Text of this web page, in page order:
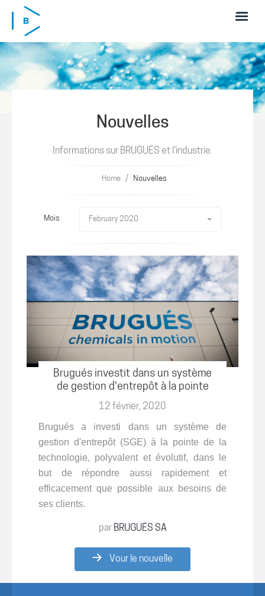
Skip to main content
Nouvelles
Informations sur BRUGUÉS et l'industrie.
Home / Nouvelles
Mois February 2020
Brugués investit dans un système
de gestion d'entrepôt à la pointe
de la technologie
12 février, 2020
Brugués a investi dans un système de
gestion d'entrepôt (SGE) à la pointe de la
technologie, polyvalent et évolutif, dans le
but de répondre aussi rapidement et
efficacementque possible aux besoins de
ses clients.
par BRUGUÉS SA
Vour le nouvelle